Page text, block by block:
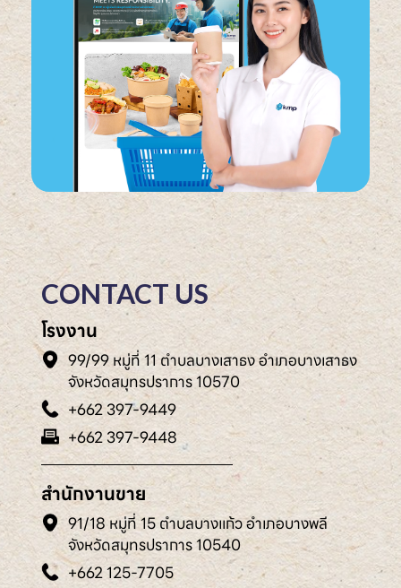
CONTACT US
โรงงาน
99/99 หมู่ที่ 11 ตำบลบางเสาธง อำเภอบางเสาธง
จังหวัดสมุทรปราการ 10570
+662 397-9449
+662 397-9448
สำนักงานขาย
91/18 หมู่ที่ 15 ตำบลบางแก้ว อำเภอบางพลี
จังหวัดสมุทรปราการ 10540
+662 125-7705